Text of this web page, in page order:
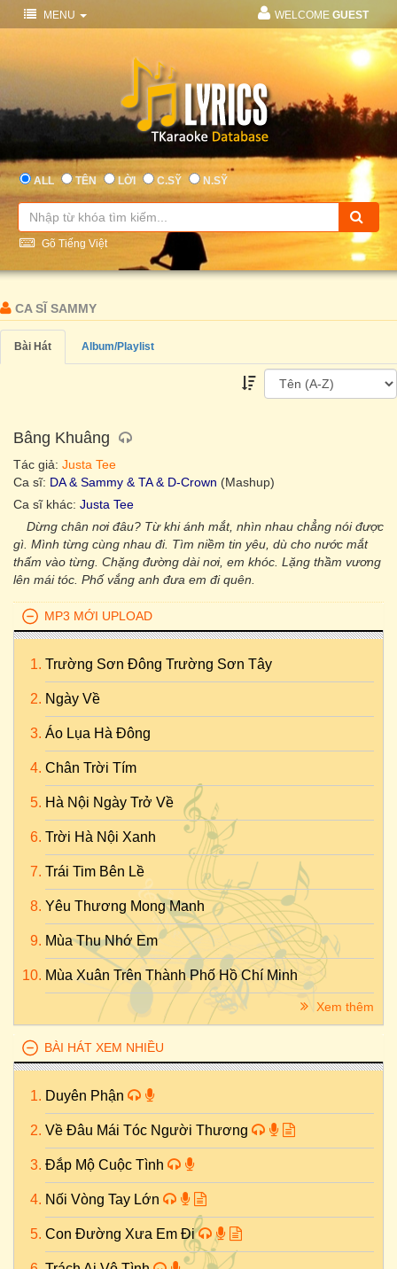
MENU WELCOME GUEST
ALL TÊN LỜI C.SỸ N.SỸ
Gõ Tiếng Việt
CA SĨ SAMMY
Bài Hát Album/Playlist
Bâng Khuâng
Tác giả: Justa Tee
Ca sĩ: DA & Sammy & TA & D-Crown (Mashup)
Ca sĩ khác: Justa Tee
Dừng chân nơi đâu? Từ khi ánh mắt, nhìn nhau chẳng nói được
gì. Mình từng cùng nhau đi. Tìm niềm tin yêu, dù cho nước mắt
thấm vào từng. Chặng đường dài nơi, em khóc. Lặng thầm vương
lên mái tóc. Phố vắng anh đưa em đi quên.
MP3 MỚI UPLOAD
Trường Sơn Đông Trường Sơn Tây
Ngày Về
Áo Lụa Hà Đông
Chân Trời Tím
Hà Nội Ngày Trở Về
Trời Hà Nội Xanh
Trái Tim Bên Lề
Yêu Thương Mong Manh
Mùa Thu Nhớ Em
Mùa Xuân Trên Thành Phố Hồ Chí Minh
Xem thêm
BÀI HÁT XEM NHIỀU
Duyên Phận
Về Đâu Mái Tóc Người Thương
Đắp Mộ Cuộc Tình
Nối Vòng Tay Lớn
Con Đường Xưa Em Đi